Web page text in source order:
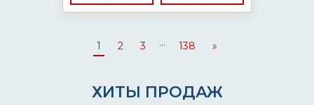
1 2 3 ... 138 »
ХИТЫ ПРОДАЖ